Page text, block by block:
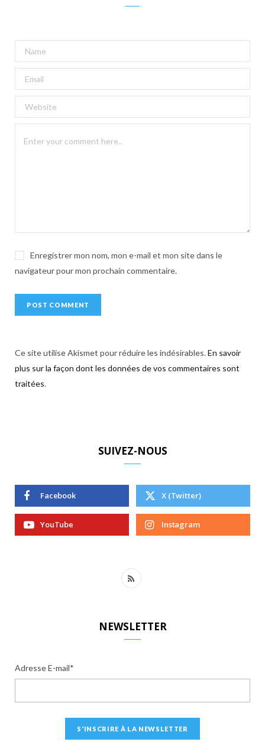
Enregistrer mon nom, mon e-mail et mon site dans le
navigateur pour mon prochain commentaire.
l
e
n
Ce site utilise Akismet pour réduire les indésirables.En savoir
plus sur la façon dont les données de vos commentaires sont
traitées.
SUIVEZ-NOUS
Facebook X (Twitter)
YouTube Instagram
R
NEWSLETTER
Adresse E-mail*